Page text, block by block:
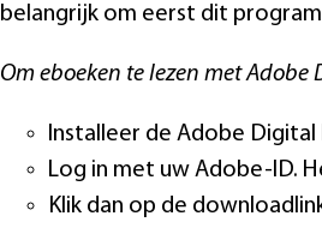
belangrijk om eerst dit
Om eboeken te lezen met
Installeer de Adobe Digital
Log in met uw Adobe-ID.
Klik dan op de